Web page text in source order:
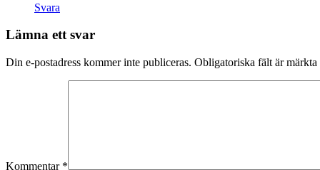
Svara
Lämna ett svar
Din e-postadress kommer inte publiceras. Obligatoriska fält är märkta
Kommentar *